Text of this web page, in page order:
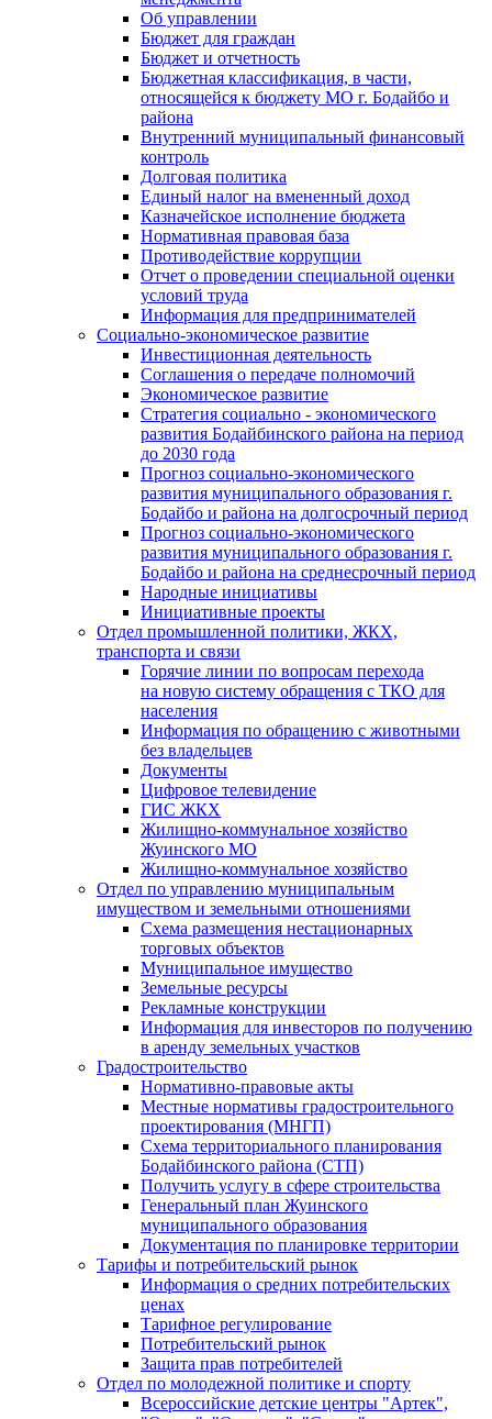
Об управлении
Бюджет для граждан
Бюджет и отчетность
Бюджетная классификация, в части,
относящейся к бюджету МО г. Бодайбо и
района
Внутренний муниципальный финансовый
контроль
Долговая политика
Единый налог на вмененный доход
Казначейское исполнение бюджета
Нормативная правовая база
Противодействие коррупции
Отчет о проведении специальной оценки
условий труда
Информация для предпринимателей
Социально-экономическое развитие
Инвестиционная деятельность
Соглашения о передаче полномочий
Экономическое развитие
Стратегия социально - экономического
развития Бодайбинского района на период
до 2030 года
Прогноз социально-экономического
развития муниципального образования г.
Бодайбо и района на долгосрочный период
Прогноз социально-экономического
развития муниципального образования г.
Бодайбо и района на среднесрочный период
Народные инициативы
Инициативные проекты
Отдел промышленной политики, ЖКХ,
транспорта и связи
Горячие линии по вопросам перехода
на новую систему обращения с ТКО для
населения
Информация по обращению с животными
без владельцев
Документы
Цифровое телевидение
ГИС ЖКХ
Жилищно-коммунальное хозяйство
Жуинского МО
Жилищно-коммунальное хозяйство
Отдел по управлению муниципальным
имуществом и земельными отношениями
Схема размещения нестационарных
торговых объектов
Муниципальное имущество
Земельные ресурсы
Рекламные конструкции
Информация для инвесторов по получению
в аренду земельных участков
Градостроительство
Нормативно-правовые акты
Местные нормативы градостроительного
проектирования (МНГП)
Схема территориального планирования
Бодайбинского района (СТП)
Получить услугу в сфере строительства
Генеральный план Жуинского
муниципального образования
Документация по планировке территории
Тарифы и потребительский рынок
Информация о средних потребительских
ценах
Тарифное регулирование
Потребительский рынок
Защита прав потребителей
Отдел по молодежной политике и спорту
Всероссийские детские центры "Артек",